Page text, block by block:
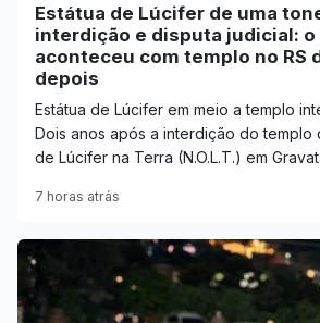
Estátua de Lúcifer de uma
interdição e disputa judicial: o
aconteceu com templo no RS
depois
Estátua de Lúcifer em meio a templo
Dois anos após a interdição do templo
de Lúcifer na Terra (N.O.L.T.) em
7 horas atrás